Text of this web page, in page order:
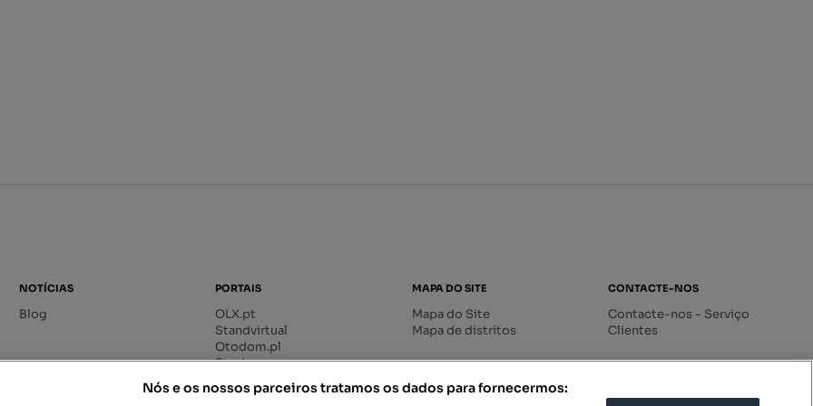
NOTÍCIAS
Blog
PORTAIS
OLX.pt
Standvirtual
Otodom.pl
Storia.ro
MAPA DO SITE
Mapa do Site
Mapa de distritos
CONTACTE-NOS
Contacte-nos - Serviço
Clientes
Nós e os nossos parceiros tratamos os dados para fornecermos: